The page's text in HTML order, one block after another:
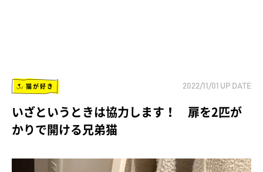
猫が好き 2022/11/01 UP DATE
いざというときは協力します！ 扉を2匹が
かりで開ける兄弟猫